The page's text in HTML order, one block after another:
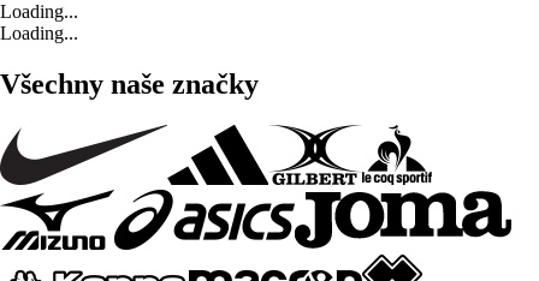
Loading...
Loading...
Všechny naše značky